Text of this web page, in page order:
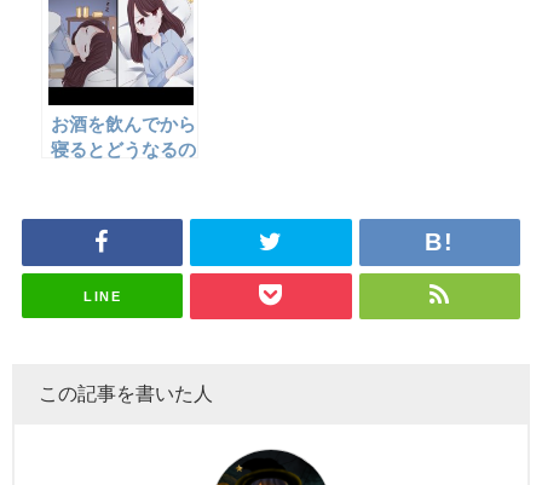
お酒を飲んでから
寝るとどうなるの
LINE
この記事を書いた人